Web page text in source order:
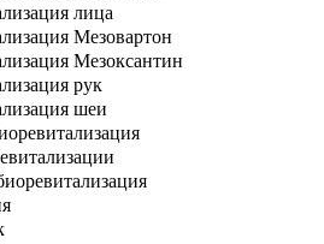
лица
Мезовартон
Мезоксантин
рук
шеи